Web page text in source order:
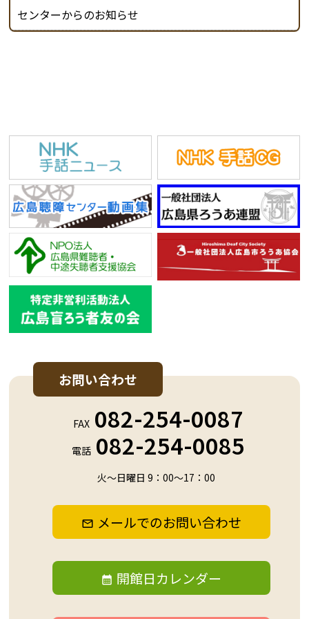
センターからのお知らせ
お問い合わせ
FAX 082-254-0087
電話 082-254-0085
火～日曜日 9：00～17：00
メールでのお問い合わせ
開館日カレンダー